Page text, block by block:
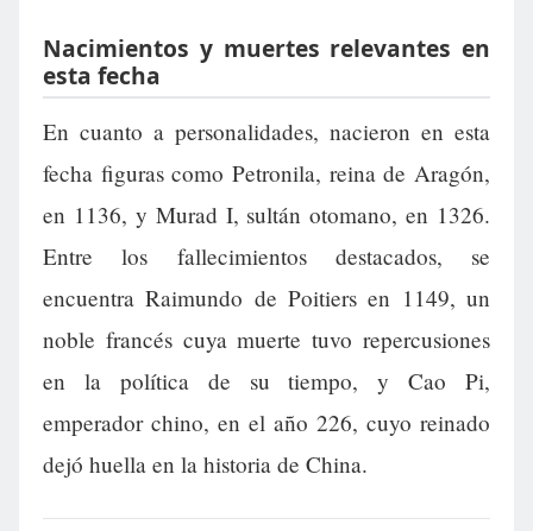
Nacimientos y muertes relevantes en
esta fecha
En cuanto a personalidades, nacieron en esta
fecha figuras como Petronila, reina de Aragón,
en 1136, y Murad I, sultán otomano, en 1326.
Entre los fallecimientos destacados, se
encuentra Raimundo de Poitiers en 1149, un
noble francés cuya muerte tuvo repercusiones
en la política de su tiempo, y Cao Pi,
emperador chino, en el año 226, cuyo reinado
dejó huella en la historia de China.